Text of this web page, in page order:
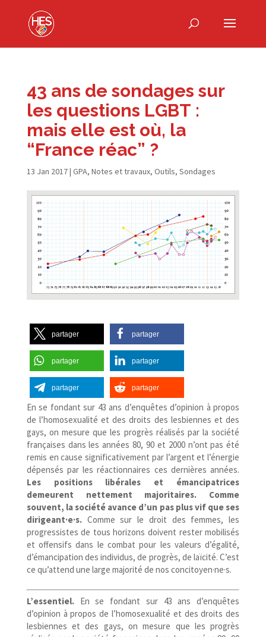
43 ans de sondages sur
les questions LGBT :
mais elle est où, la
“France réac” ?
13 Jan 2017| GPA, Notes et travaux, Outils, Sondages
partager partager
partager partager
partager partager
En se fondant sur 43 ans d’enquêtes d’opinion à propos
de l’homosexualité et des droits des lesbiennes et des
gays, on mesure que les progrès réalisés par la société
françaises dans les années 80, 90 et 2000 n’ont pas été
remis en cause significativement par l’argent et l’énergie
dépensés par les réactionnaires ces dernières années.
Les positions libérales et émancipatrices
demeurent nettement majoritaires. Comme
souvent, la société avance d’un pas plus vif que ses
dirigeant·e·s.Comme sur le droit des femmes, les
progressistes de tous horizons doivent rester mobilisés
et offensifs dans le combat pour les valeurs d’égalité,
d’émancipation des individus, de progrès, de laïcité. C’est
ce qu’attend une large majorité de nos concitoyen·ne·s.
L’essentiel.En se fondant sur 43 ans d’enquêtes
d’opinion à propos de l’homosexualité et des droits des
lesbiennes et des gays, on mesure que les progrès